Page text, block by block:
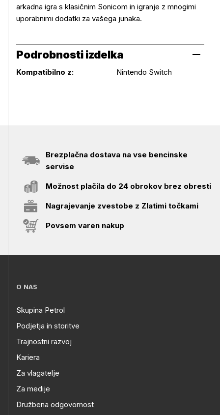
arkadna igra s klasičnim Sonicom in igranje z mnogimi
uporabnimi dodatki za vašega junaka.
Podrobnosti izdelka
Podrobnosti izdelka
Kompatibilno z: Nintendo Switch
Brezplačna dostava na vse bencinske
servise
Možnost plačila do 24 obrokov brez obresti
Nagrajevanje zvestobe z Zlatimi točkami
Povsem varen nakup
O NAS
Skupina Petrol
Podjetja in storitve
Trajnostni razvoj
Kariera
Za vlagatelje
Za medije
Družbena odgovornost